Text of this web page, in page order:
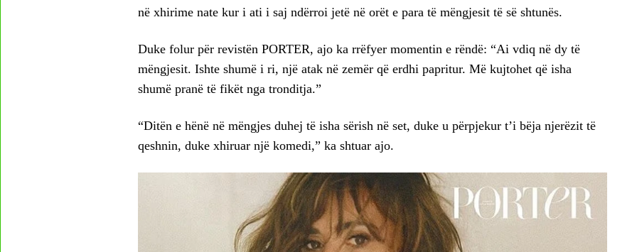
në xhirime nate kur i ati i saj ndërroi jetë në orët e para të mëngjesit të së shtunës.
Duke folur për revistën PORTER, ajo ka rrëfyer momentin e rëndë: “Ai vdiq në dy të
mëngjesit. Ishte shumë i ri, një atak në zemër që erdhi papritur. Më kujtohet që isha
shumë pranë të fikët nga tronditja.”
“Ditën e hënë në mëngjes duhej të isha sërish në set, duke u përpjekur t’i bëja njerëzit të
qeshnin, duke xhiruar një komedi,” ka shtuar ajo.